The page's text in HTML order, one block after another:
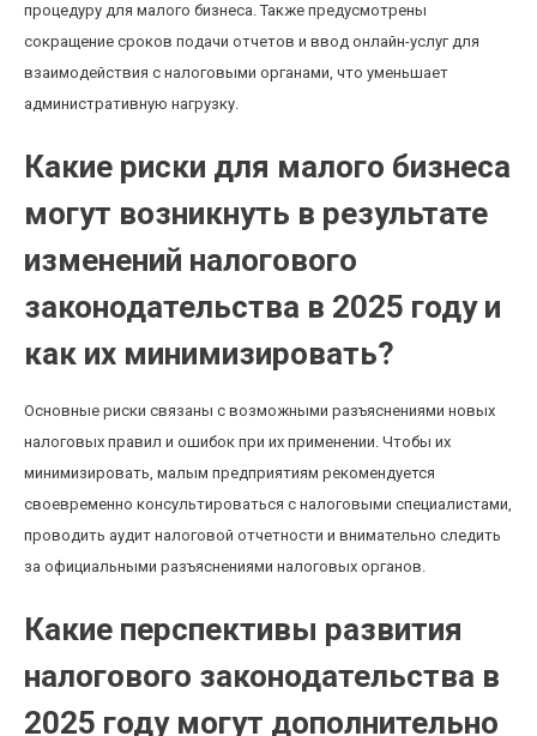
процедуру для малого бизнеса. Также предусмотрены
сокращение сроков подачи отчетов и ввод онлайн-услуг для
взаимодействия с налоговыми органами, что уменьшает
административную нагрузку.
Какие риски для малого бизнеса
могут возникнуть в результате
изменений налогового
законодательства в 2025 году и
как их минимизировать?
Основные риски связаны с возможными разъяснениями новых
налоговых правил и ошибок при их применении. Чтобы их
минимизировать, малым предприятиям рекомендуется
своевременно консультироваться с налоговыми специалистами,
проводить аудит налоговой отчетности и внимательно следить
за официальными разъяснениями налоговых органов.
Какие перспективы развития
налогового законодательства в
2025 году могут дополнительно